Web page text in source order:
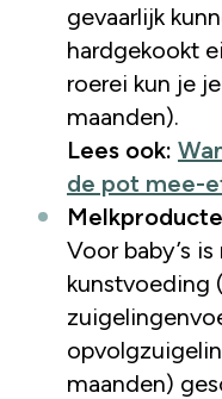
gevaarlijk
hardgekookt
roerei kun je
maanden).
Lees ook:
de pot mee-
Voor baby’s
kunstvoeding
maanden)